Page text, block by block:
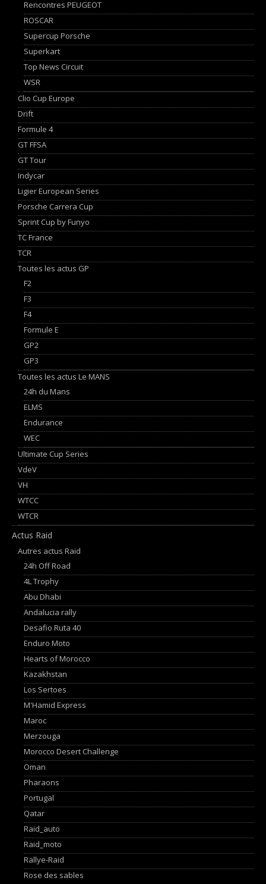
Rencontres PEUGEOT
ROSCAR
Supercup Porsche
Superkart
Top News Circuit
WSR
Clio Cup Europe
Drift
Formule 4
GT FFSA
GT Tour
Indycar
Ligier European Series
Porsche Carrera Cup
Sprint Cup by Funyo
TC France
TCR
Toutes les actus GP
F2
F3
F4
Formule E
GP2
GP3
Toutes les actus Le MANS
24h du Mans
ELMS
Endurance
WEC
Ultimate Cup Series
VdeV
VH
WTCC
WTCR
Actus Raid
Autres actus Raid
24h Off Road
4L Trophy
Abu Dhabi
Andalucia rally
Desafio Ruta 40
Enduro Moto
Hearts of Morocco
Kazakhstan
Los Sertoes
M'Hamid Express
Maroc
Merzouga
Morocco Desert Challenge
Oman
Pharaons
Portugal
Qatar
Raid_auto
Raid_moto
Rallye-Raid
Rose des sables